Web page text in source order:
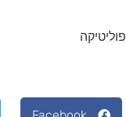
פוליטיקה